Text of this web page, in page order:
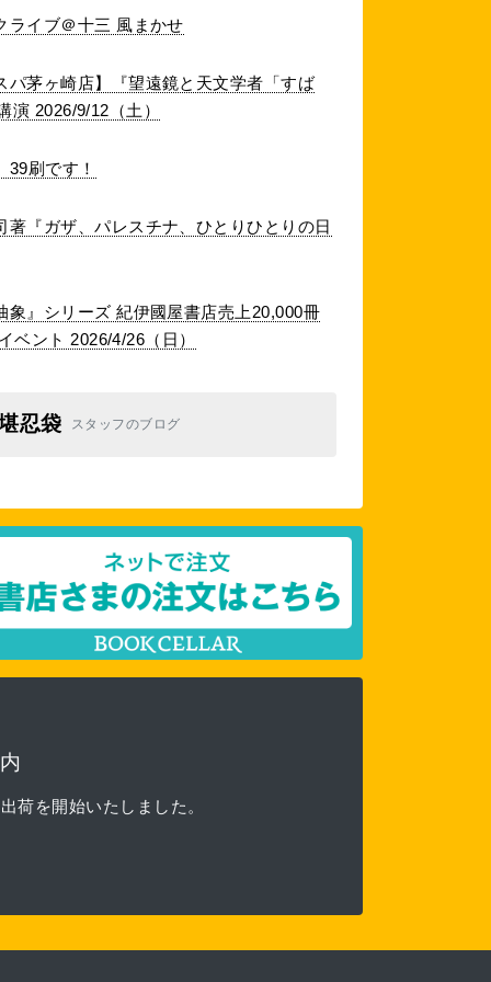
ライブ＠十三 風まかせ
パ茅ヶ崎店】『望遠鏡と天文学者「すば
演 2026/9/12（土）
刷です！
著『ガザ、パレスチナ、ひとりひとりの日
象』シリーズ 紀伊國屋書店売上20,000冊
ベント 2026/4/26（日）
忍袋 スタッフのブログ
荷を開始いたしました。